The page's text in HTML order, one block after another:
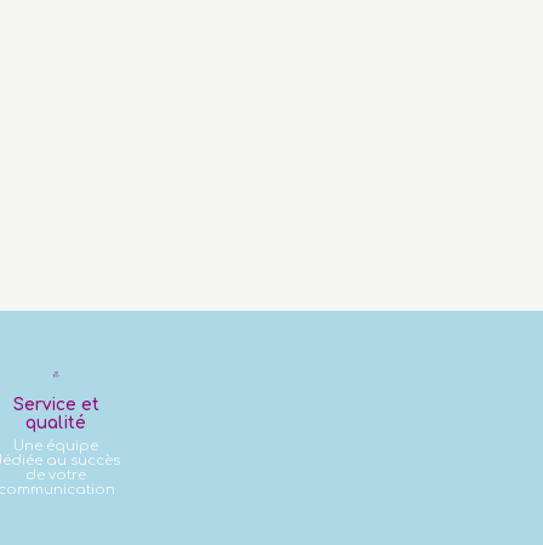
Service et
qualité
Une équipe
au succès
de votre